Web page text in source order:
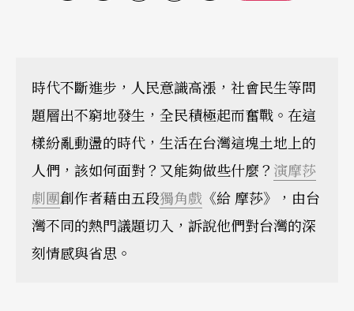
時代不斷進步，人民意識高漲，社會民生等問
題層出不窮地發生，全民積極起而奮戰。在這
樣紛亂動盪的時代，生活在台灣這塊土地上的
人們，該如何面對？又能夠做些什麼？ 演摩莎
劇團創作者藉由五段獨角戲 《給 摩莎》，由台
灣不同的熱門議題切入，訴說他們對台灣的深
刻情感與省思。